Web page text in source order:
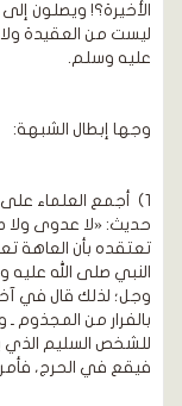
الأخيرة؟! ويصلون
ليست من العقيدة ولا
عليه وسلم.
وجها إبطال الشبهة:
1) أجمع العلماء على
حديث: «لا عدوى ولا
تعتقده بأن العاهة
النبي صلى الله
وجل؛ لذلك قال في
بالفرار من المجذوم
للشخص السليم
فيقع في الحرج،